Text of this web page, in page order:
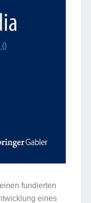
fundierten
eines